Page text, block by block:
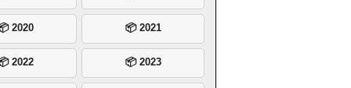
2020 📦 2021
2022 📦 2023